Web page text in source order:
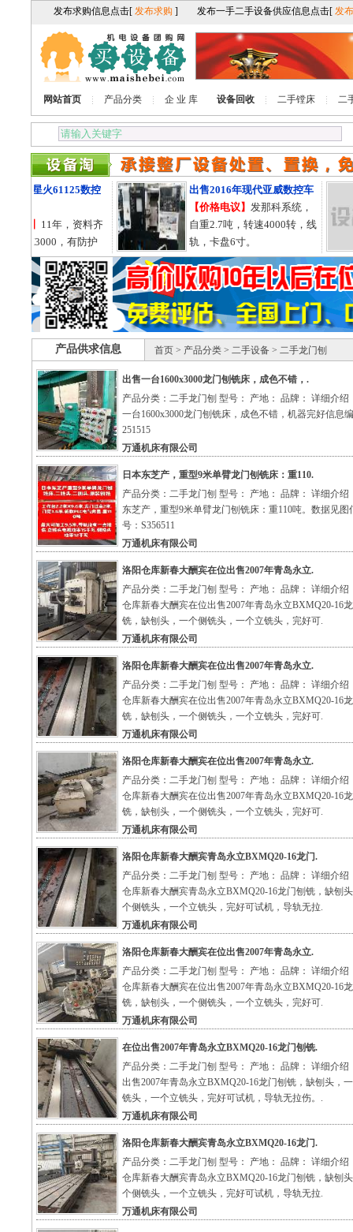
网站首页 产品分类 企 业 库 设备回收 二手镗床 二
年星火61125数控
11年，资料齐
，有防护
755的。
出售2016年现代亚威数控车
【价格电议】发那科系统，
自重2.7吨，转速4000转，线
轨，卡盘6寸。
产品供求信息 首页 > 产品分类 > 二手设备 > 二手龙门刨
出售一台1600x3000龙门刨铣床，成色不错，.
产品分类：二手龙门刨 型号： 产地： 品牌： 详细介绍
一台1600x3000龙门刨铣床，成色不错，机器完好信息
251515
万通机床有限公司
日本东芝产，重型9米单臂龙门刨铣床：重110.
产品分类：二手龙门刨 型号： 产地： 品牌： 详细介绍
东芝产，重型9米单臂龙门刨铣床：重110吨。数据见图
号：S356511
万通机床有限公司
洛阳仓库新春大酬宾在位出售2007年青岛永立.
产品分类：二手龙门刨 型号： 产地： 品牌： 详细介绍
仓库新春大酬宾在位出售2007年青岛永立BXMQ20-16
铣，缺刨头，一个侧铣头，一个立铣头，完好可.
万通机床有限公司
洛阳仓库新春大酬宾在位出售2007年青岛永立.
产品分类：二手龙门刨 型号： 产地： 品牌： 详细介绍
仓库新春大酬宾在位出售2007年青岛永立BXMQ20-16
铣，缺刨头，一个侧铣头，一个立铣头，完好可.
万通机床有限公司
洛阳仓库新春大酬宾在位出售2007年青岛永立.
产品分类：二手龙门刨 型号： 产地： 品牌： 详细介绍
仓库新春大酬宾在位出售2007年青岛永立BXMQ20-16
铣，缺刨头，一个侧铣头，一个立铣头，完好可.
万通机床有限公司
洛阳仓库新春大酬宾青岛永立BXMQ20-16龙门.
产品分类：二手龙门刨 型号： 产地： 品牌： 详细介绍
仓库新春大酬宾青岛永立BXMQ20-16龙门刨铣，缺刨
个侧铣头，一个立铣头，完好可试机，导轨无拉.
万通机床有限公司
洛阳仓库新春大酬宾在位出售2007年青岛永立.
产品分类：二手龙门刨 型号： 产地： 品牌： 详细介绍
仓库新春大酬宾在位出售2007年青岛永立BXMQ20-16
铣，缺刨头，一个侧铣头，一个立铣头，完好可.
万通机床有限公司
在位出售2007年青岛永立BXMQ20-16龙门刨铣.
产品分类：二手龙门刨 型号： 产地： 品牌： 详细介绍
出售2007年青岛永立BXMQ20-16龙门刨铣，缺刨头，
铣头，一个立铣头，完好可试机，导轨无拉伤。.
万通机床有限公司
洛阳仓库新春大酬宾青岛永立BXMQ20-16龙门.
产品分类：二手龙门刨 型号： 产地： 品牌： 详细介绍
仓库新春大酬宾青岛永立BXMQ20-16龙门刨铣，缺刨
个侧铣头，一个立铣头，完好可试机，导轨无拉.
万通机床有限公司